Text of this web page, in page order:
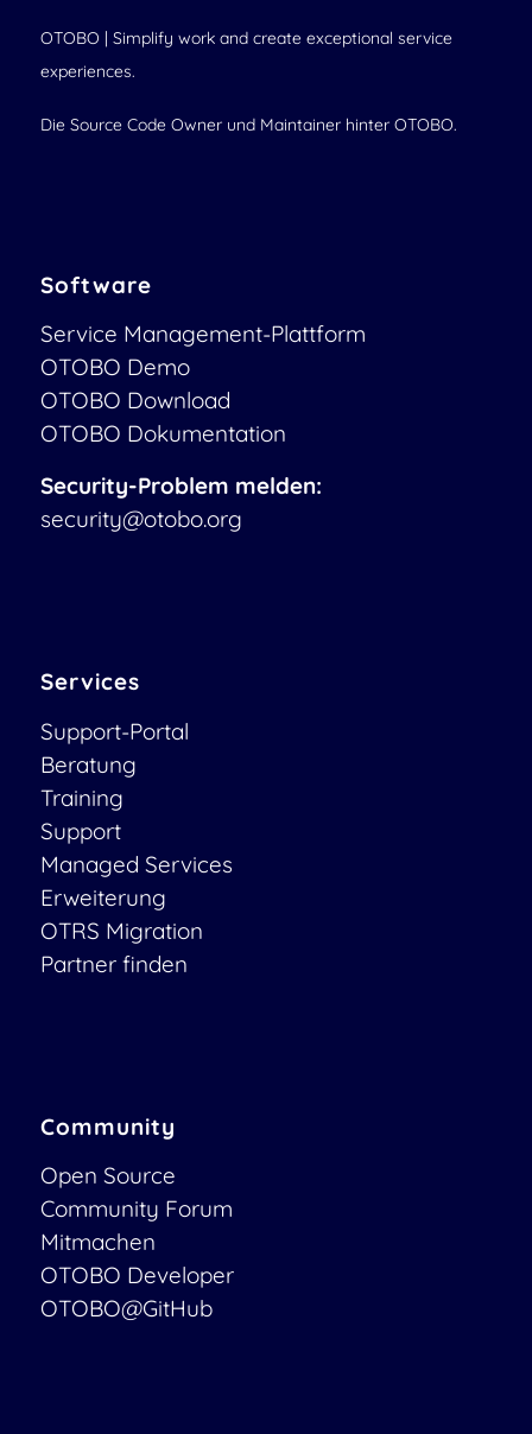
OTOBO | Simplify work and create exceptional service
experiences.
Die Source Code Owner und Maintainer hinter OTOBO.
Software
Service Management-Plattform
OTOBO Demo
OTOBO Download
OTOBO Dokumentation
Security-Problem melden:
security@otobo.org
Services
Support-Portal
Beratung
Training
Support
Managed Services
Erweiterung
OTRS Migration
Partner finden
Community
Open Source
Community Forum
Mitmachen
OTOBO Developer
OTOBO@GitHub